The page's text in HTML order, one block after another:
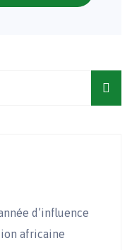
d’influence
africaine